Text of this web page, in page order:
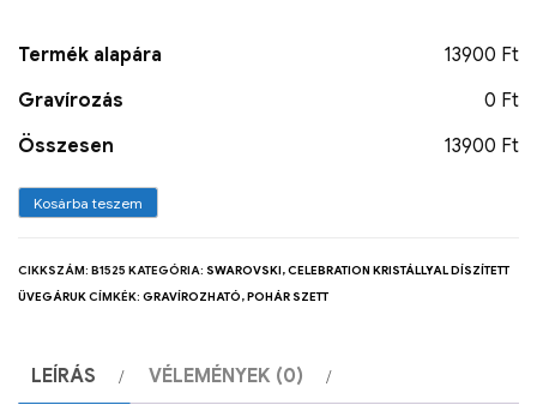
Termék alapára
13900 Ft
Gravírozás
0 Ft
Összesen
13900 Ft
Kosárba teszem
CIKKSZÁM: B1525 KATEGÓRIA: SWAROVSKI, CELEBRATION KRISTÁLLYAL DÍSZÍTETT
ÜVEGÁRUKCÍMKÉK: GRAVÍROZHATÓ,POHÁR SZETT
LEÍRÁS VÉLEMÉNYEK (0)